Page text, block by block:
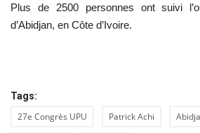
Plus de 2500 personnes ont suivi
d’Abidjan, en Côte d’Ivoire.
Tags:
27e Congrès UPU Patrick Achi